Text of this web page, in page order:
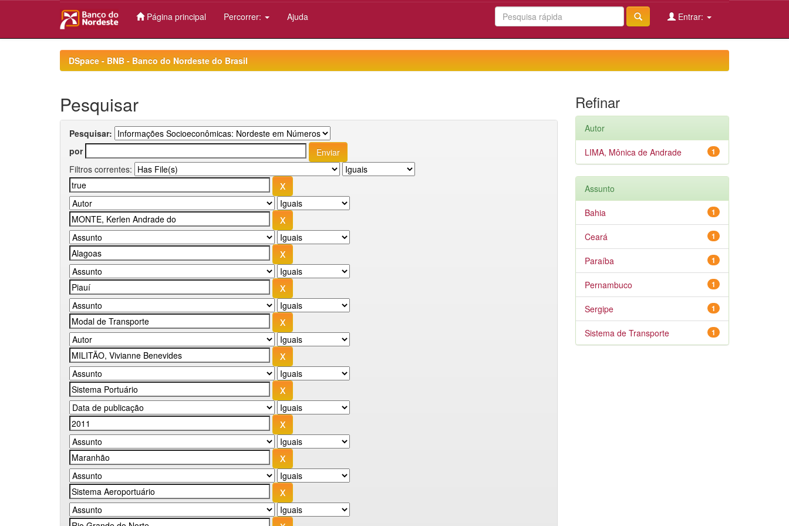
Página principal Percorrer: Ajuda Entrar:
DSpace - BNB - Banco do Nordeste do Brasil
Pesquisar
Pesquisar:
por
Filtros correntes:
Refinar
Autor
1
LIMA, Mônica de Andrade
Assunto
1
Bahia
1
Ceará
1
Paraíba
1
Pernambuco
1
Sergipe
1
Sistema de Transporte